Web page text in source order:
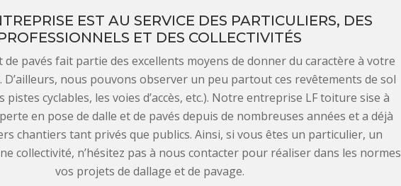
EST AU SERVICE DES PARTICULIERS, DES
ET DES COLLECTIVITÉS
de pavés fait partie des excellents moyens de donner du caractère à votre
D’ailleurs, nous pouvons observer un peu partout ces revêtements de sol
pistes cyclables, les voies d’accès, etc.). Notre entreprise LF toiture sise à
en pose de dalle et de pavés depuis de nombreuses années et a déjà
chantiers tant privés que publics. Ainsi, si vous êtes un particulier, un
collectivité, n’hésitez pas à nous contacter pour réaliser dans les normes
vos projets de dallage et de pavage.